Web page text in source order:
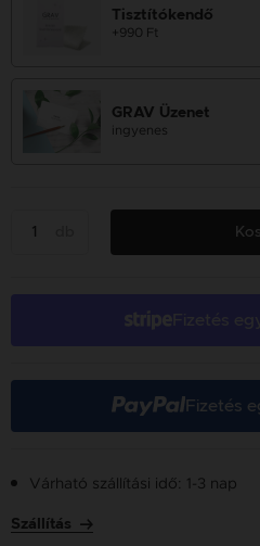
Tisztítókendő
+990 Ft
GRAV Üzenet
ingyenes
Fizetés
Várható szállítási idő: 1-3 nap
Szállítás